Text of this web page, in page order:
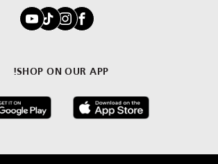
SHOP ON OUR APP!